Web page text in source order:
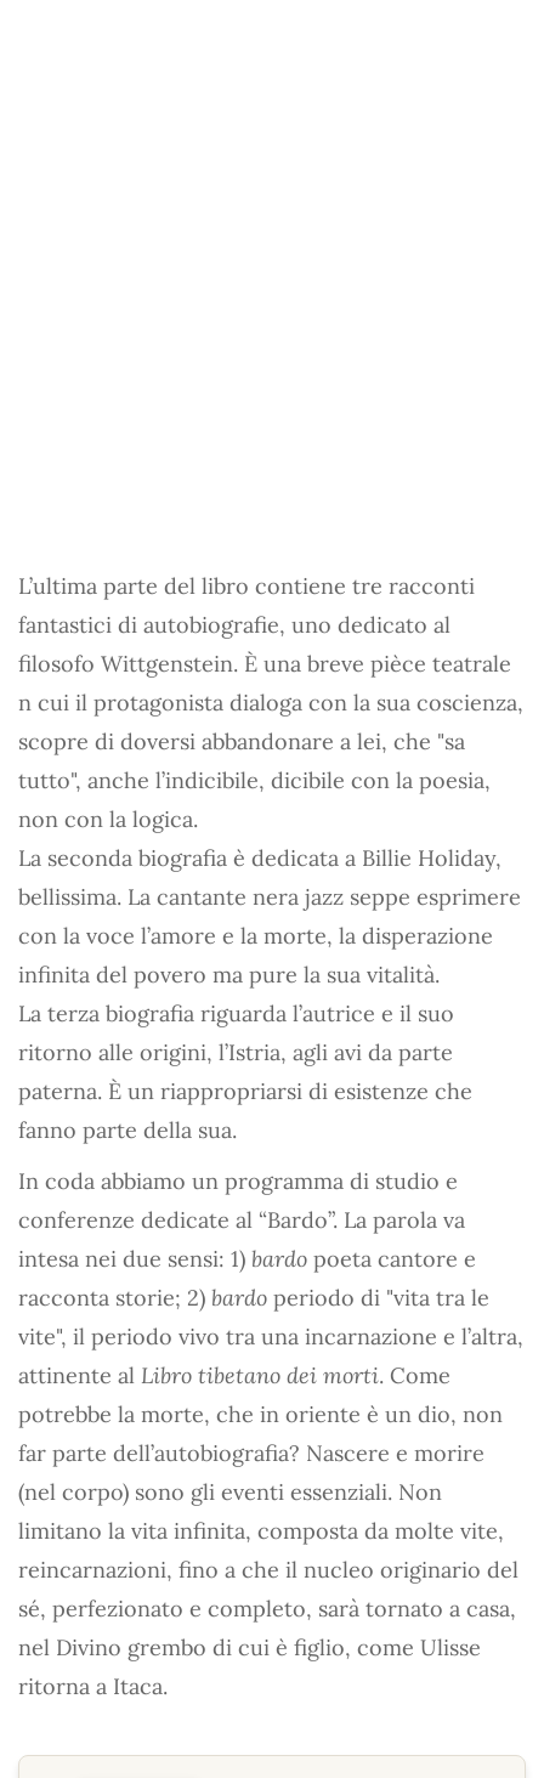
L’ultima parte del libro contiene tre racconti
fantastici di autobiografie, uno dedicato al
filosofo Wittgenstein. È una breve pièce teatrale
n cui il protagonista dialoga con la sua coscienza,
scopre di doversi abbandonare a lei, che "sa
tutto", anche l’indicibile, dicibile con la poesia,
non con la logica.
La seconda biografia è dedicata a Billie Holiday,
bellissima. La cantante nera jazz seppe esprimere
con la voce l’amore e la morte, la disperazione
infinita del povero ma pure la sua vitalità.
La terza biografia riguarda l’autrice e il suo
ritorno alle origini, l’Istria, agli avi da parte
paterna. È un riappropriarsi di esistenze che
fanno parte della sua.
In coda abbiamo un programma di studio e
conferenze dedicate al “Bardo”. La parola va
intesa nei due sensi: 1) bardo poeta cantore e
racconta storie; 2) bardo periodo di "vita tra le
vite", il periodo vivo tra una incarnazione e l’altra,
attinente al Libro tibetano dei morti. Come
potrebbe la morte, che in oriente è un dio, non
far parte dell’autobiografia? Nascere e morire
(nel corpo) sono gli eventi essenziali. Non
limitano la vita infinita, composta da molte vite,
reincarnazioni, fino a che il nucleo originario del
sé, perfezionato e completo, sarà tornato a casa,
nel Divino grembo di cui è figlio, come Ulisse
ritorna a Itaca.